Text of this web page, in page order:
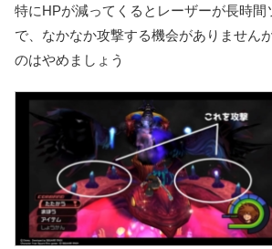
特にHPが減ってくるとレーザーが長時間
で、なかなか攻撃する機会がありません
のはやめましょう